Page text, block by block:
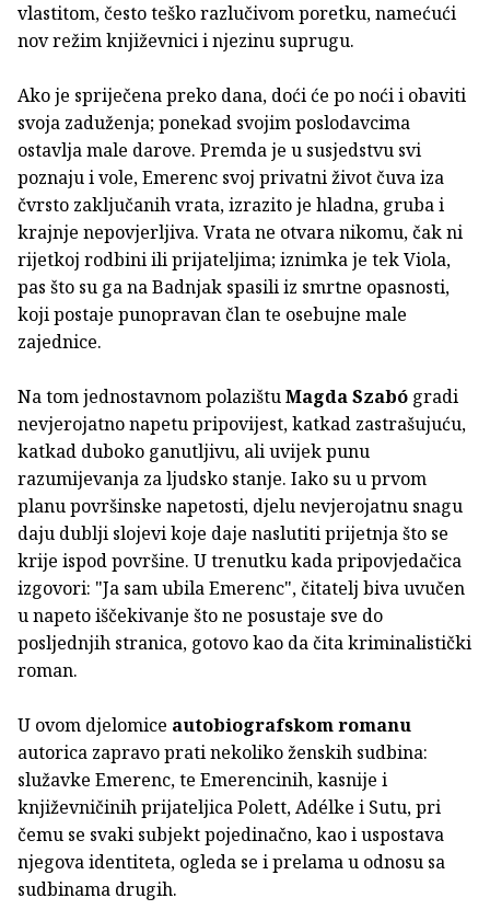
vlastitom, često teško razlučivom poretku, namećući
nov režim književnici i njezinu suprugu.
Ako je spriječena preko dana, doći će po noći i obaviti
svoja zaduženja; ponekad svojim poslodavcima
ostavlja male darove. Premda je u susjedstvu svi
poznaju i vole, Emerenc svoj privatni život čuva iza
čvrsto zaključanih vrata, izrazito je hladna, gruba i
krajnje nepovjerljiva. Vrata ne otvara nikomu, čak ni
rijetkoj rodbini ili prijateljima; iznimka je tek Viola,
pas što su ga na Badnjak spasili iz smrtne opasnosti,
koji postaje punopravan član te osebujne male
zajednice.
Na tom jednostavnom polazištuMagda Szabó gradi
nevjerojatno napetu pripovijest, katkad zastrašujuću,
katkad duboko ganutljivu, ali uvijek punu
razumijevanja za ljudsko stanje. Iako su u prvom
planu površinske napetosti, djelu nevjerojatnu snagu
daju dublji slojevi koje daje naslutiti prijetnja što se
krije ispod površine. U trenutku kada pripovjedačica
izgovori: "Ja sam ubila Emerenc", čitatelj biva uvučen
u napeto iščekivanje što ne posustaje sve do
posljednjih stranica, gotovo kao da čita kriminalistički
roman.
U ovom djelomice autobiografskom romanu
autorica zapravo prati nekoliko ženskih sudbina:
služavke Emerenc, te Emerencinih, kasnije i
književničinih prijateljica Polett, Adélke i Sutu, pri
čemu se svaki subjekt pojedinačno, kao i uspostava
njegova identiteta, ogleda se i prelama u odnosu sa
sudbinama drugih.